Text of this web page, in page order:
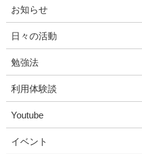
お知らせ
日々の活動
勉強法
利用体験談
Youtube
イベント